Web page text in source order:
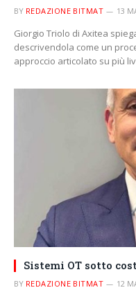
BY REDAZIONE BITMAT 13
Giorgio Triolo di Axitea
descrivendola come un
approccio articolato su più
Sistemi OT sotto
BY REDAZIONE BITMAT 12